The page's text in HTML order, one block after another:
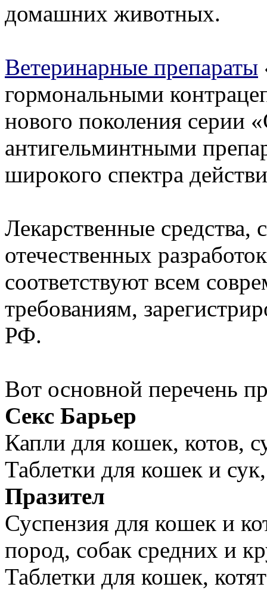
домашних животных.
Ветеринарные препараты
гормональными
нового поколения серии
антигельминтными
широкого спектра
Лекарственные
отечественных
соответствуют всем
требованиям,
РФ.
Вот основной перечень
Секс Барьер
Капли для кошек, котов,
Таблетки для кошек и
Празител
Суспензия для кошек и
пород, собак средних и
Таблетки для кошек,